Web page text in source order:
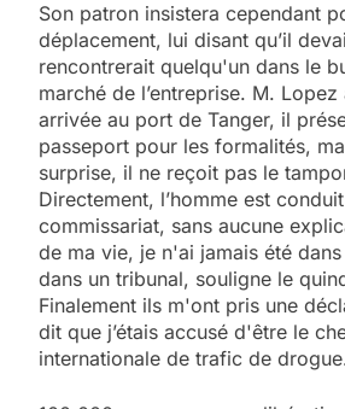
Son patron insistera cependant
déplacement, lui disant qu’il
rencontrerait quelqu'un dans le
marché de l’entreprise. M.
arrivée au port de Tanger, il
passeport pour les formalités,
surprise, il ne reçoit pas le
Directement, l’homme est
commissariat, sans aucune
de ma vie, je n'ai jamais été
dans un tribunal, souligne le
Finalement ils m'ont pris une
dit que j’étais accusé d'être le
internationale de trafic de